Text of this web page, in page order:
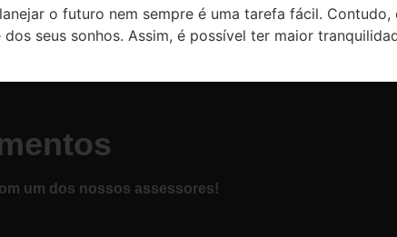
o futuro nem sempre é uma tarefa fácil.
seus sonhos. Assim, é possível ter maior
um dos nossos assessores!